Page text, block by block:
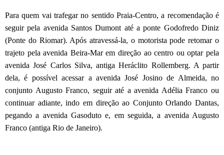
Para quem vai trafegar no sentido Praia-Centro, a recomendação é
seguir pela avenida Santos Dumont até a ponte Godofredo Diniz
(Ponte do Riomar). Após atravessá-la, o motorista pode retomar o
trajeto pela avenida Beira-Mar em direção ao centro ou optar pela
avenida José Carlos Silva, antiga Heráclito Rollemberg. A partir
dela, é possível acessar a avenida José Josino de Almeida, no
conjunto Augusto Franco, seguir até a avenida Adélia Franco ou
continuar adiante, indo em direção ao Conjunto Orlando Dantas,
pegando a avenida Gasoduto e, em seguida, a avenida Augusto
Franco (antiga Rio de Janeiro).